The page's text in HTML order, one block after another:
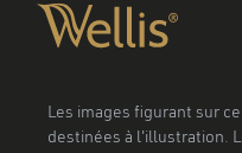
Les images figurant sur
destinées à l'illustration.